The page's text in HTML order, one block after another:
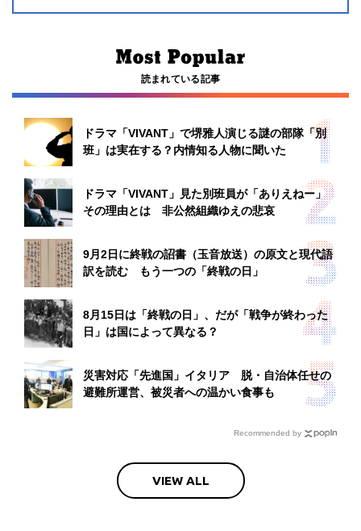
読まれている記事
ドラマ「VIVANT」で堺雅人演じる謎の部隊「別
班」は実在する？内情知る人物に聞いた
ドラマ「VIVANT」見た別班員が「ありえねー」
その理由とは 非公然組織ゆえの悲哀
9月2日に終戦の詔書（玉音放送）の原文と現代語
訳を読む もう一つの「終戦の日」
8月15日は「終戦の日」、だが「戦争が終わった
日」は国によって異なる？
災害対応「先進国」イタリア 脱・自治体任せの
避難所運営、被災者への温かい食事も
Recommended by
VIEW ALL